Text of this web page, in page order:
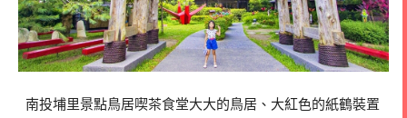
南投埔里景點鳥居喫茶食堂大大的鳥居、大紅色的紙鶴裝置